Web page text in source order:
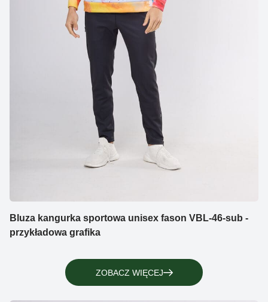
Bluza kangurka sportowa unisex fason VBL-46-sub -
przykładowa grafika
ZOBACZ WIĘCEJ